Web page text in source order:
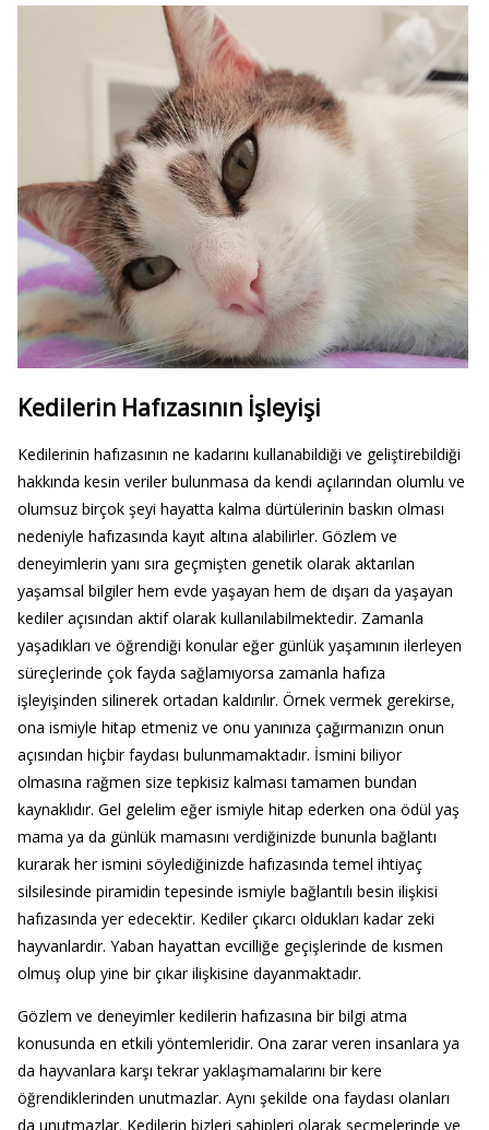
Kedilerin Hafızasının İşleyişi
Kedilerinin hafızasının ne kadarını kullanabildiği ve geliştirebildiği
hakkında kesin veriler bulunmasa da kendi açılarından olumlu ve
olumsuz birçok şeyi hayatta kalma dürtülerinin baskın olması
nedeniyle hafızasında kayıt altına alabilirler. Gözlem ve
deneyimlerin yanı sıra geçmişten genetik olarak aktarılan
yaşamsal bilgiler hem evde yaşayan hem de dışarı da yaşayan
kediler açısından aktif olarak kullanılabilmektedir. Zamanla
yaşadıkları ve öğrendiği konular eğer günlük yaşamının ilerleyen
süreçlerinde çok fayda sağlamıyorsa zamanla hafıza
işleyişinden silinerek ortadan kaldırılır. Örnek vermek gerekirse,
ona ismiyle hitap etmeniz ve onu yanınıza çağırmanızın onun
açısından hiçbir faydası bulunmamaktadır. İsmini biliyor
olmasına rağmen size tepkisiz kalması tamamen bundan
kaynaklıdır. Gel gelelim eğer ismiyle hitap ederken ona ödül yaş
mama ya da günlük mamasını verdiğinizde bununla bağlantı
kurarak her ismini söylediğinizde hafızasında temel ihtiyaç
silsilesinde piramidin tepesinde ismiyle bağlantılı besin ilişkisi
hafızasında yer edecektir. Kediler çıkarcı oldukları kadar zeki
hayvanlardır. Yaban hayattan evcilliğe geçişlerinde de kısmen
olmuş olup yine bir çıkar ilişkisine dayanmaktadır.
Gözlem ve deneyimler kedilerin hafızasına bir bilgi atma
konusunda en etkili yöntemleridir. Ona zarar veren insanlara ya
da hayvanlara karşı tekrar yaklaşmamalarını bir kere
öğrendiklerinden unutmazlar. Aynı şekilde ona faydası olanları
da unutmazlar. Kedilerin bizleri sahipleri olarak seçmelerinde ve